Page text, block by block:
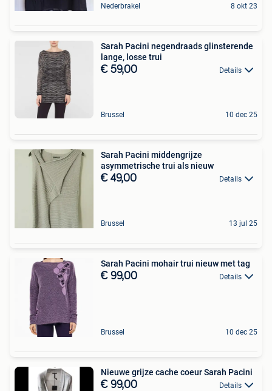
Nederbrakel 8 okt 23
Sarah Pacini negendraads glinsterende
lange, losse trui
€ 59,00 Details
Brussel 10 dec 25
Sarah Pacini middengrijze
asymmetrische trui als nieuw
€ 49,00 Details
Brussel 13 jul 25
Sarah Pacini mohair trui nieuw met tag
€ 99,00 Details
Brussel 10 dec 25
Nieuwe grijze cache coeur Sarah Pacini
€ 99,00 Details